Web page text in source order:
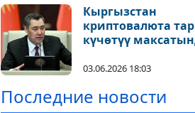
Кыргызстан
криптовалюта
күчөтүү
түздү
03.06.2026 18:03
Последние новости